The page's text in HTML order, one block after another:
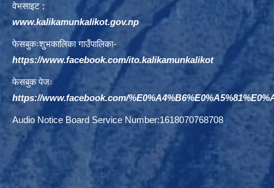
वेभसाइट :
www.kalikamunkalikot.gov.np
फेसबुकःशुभकालिका गाउँपालिका-
https://www.facebook.com/ito.kalikamunkalikot
फेसबुक पेजः
https://www.facebook.com/
Audio Notice Board Service Number:1618070768708